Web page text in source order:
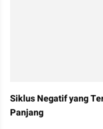
Siklus Negatif yang
Panjang